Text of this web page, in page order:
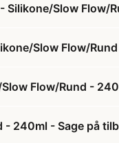
Slow Flow/
Slow Flow/
Flow/Rund -
- 240ml - Sage på